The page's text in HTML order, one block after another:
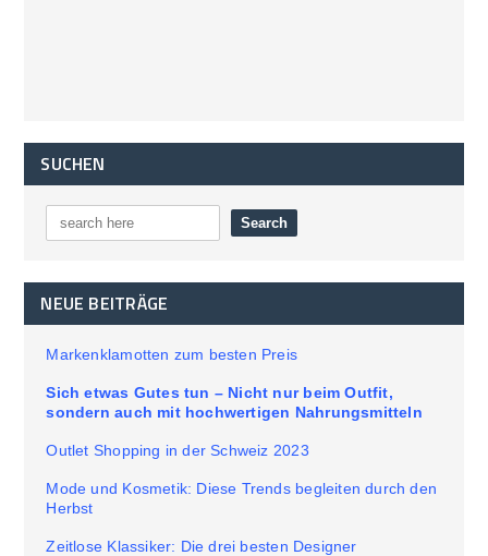
SUCHEN
NEUE BEITRÄGE
Markenklamotten zum besten Preis
Sich etwas Gutes tun – Nicht nur beim Outfit,
sondern auch mit hochwertigen Nahrungsmitteln
Outlet Shopping in der Schweiz 2023
Mode und Kosmetik: Diese Trends begleiten durch den
Herbst
Zeitlose Klassiker: Die drei besten Designer